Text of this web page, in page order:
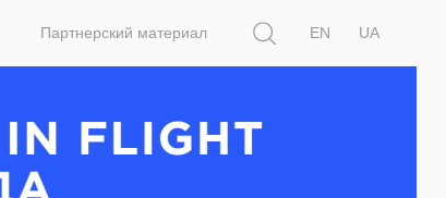
Партнерский материал
EN
UA